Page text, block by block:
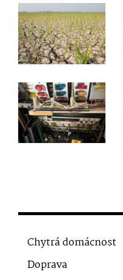
Chytrá domácnost
Doprava